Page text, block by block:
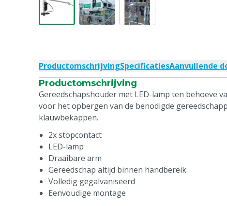
ProductomschrijvingSpecificatiesAanvullende
Productomschrijving
Gereedschapshouder met LED-lamp ten behoeve
voor het opbergen van de benodigde
klauwbekappen.
2x stopcontact
LED-lamp
Draaibare arm
Gereedschap altijd binnen handbereik
Volledig gegalvaniseerd
Eenvoudige montage